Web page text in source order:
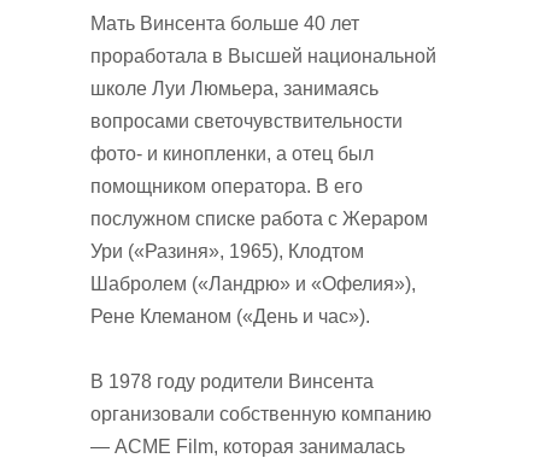
Мать Винсента больше 40 лет
проработала в Высшей национальной
школе Луи Люмьера, занимаясь
вопросами светочувствительности
фото- и кинопленки, а отец был
помощником оператора. В его
послужном списке работа с Жераром
Ури («Разиня», 1965), Клодтом
Шабролем («Ландрю» и «Офелия»),
Рене Клеманом («День и час»).
В 1978 году родители Винсента
организовали собственную компанию
— ACME Film, которая занималась